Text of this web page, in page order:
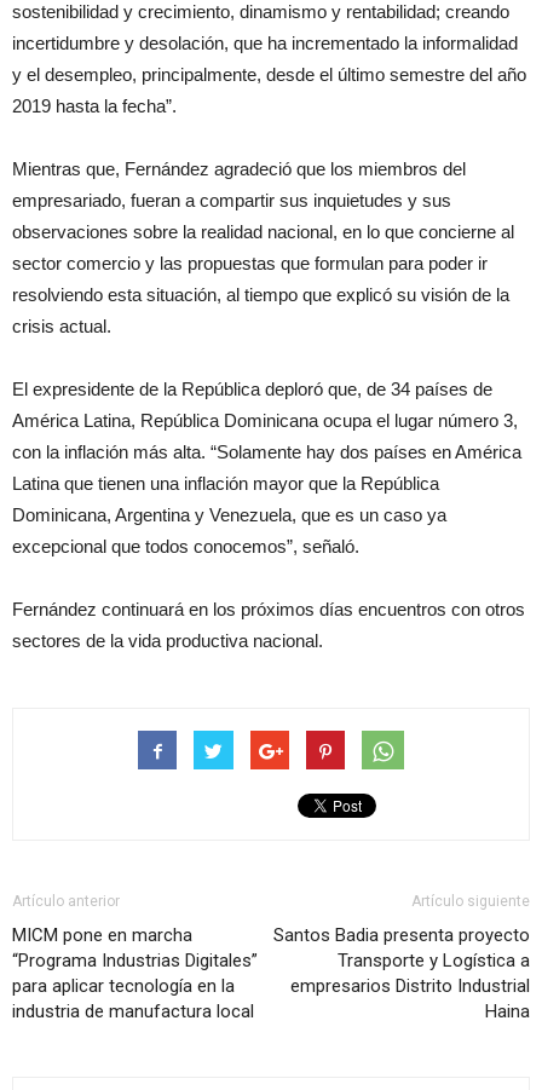
sostenibilidad y crecimiento, dinamismo y rentabilidad; creando
incertidumbre y desolación, que ha incrementado la informalidad
y el desempleo, principalmente, desde el último semestre del año
2019 hasta la fecha”.
Mientras que, Fernández agradeció que los miembros del
empresariado, fueran a compartir sus inquietudes y sus
observaciones sobre la realidad nacional, en lo que concierne al
sector comercio y las propuestas que formulan para poder ir
resolviendo esta situación, al tiempo que explicó su visión de la
crisis actual.
El expresidente de la República deploró que, de 34 países de
América Latina, República Dominicana ocupa el lugar número 3,
con la inflación más alta. “Solamente hay dos países en América
Latina que tienen una inflación mayor que la República
Dominicana, Argentina y Venezuela, que es un caso ya
excepcional que todos conocemos”, señaló.
Fernández continuará en los próximos días encuentros con otros
sectores de la vida productiva nacional.
Artículo anterior
MICM pone en marcha
“Programa Industrias Digitales”
para aplicar tecnología en la
industria de manufactura local
Artículo siguiente
Santos Badia presenta proyecto
Transporte y Logística a
empresarios Distrito Industrial
Haina